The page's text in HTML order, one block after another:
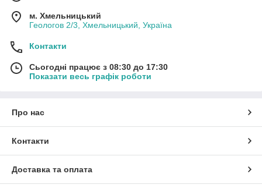
м. Хмельницький
Геологов 2/3, Хмельницький, Україна
Контакти
Сьогодні працює з 08:30 до 17:30
Показати весь графік роботи
Про нас
Контакти
Доставка та оплата